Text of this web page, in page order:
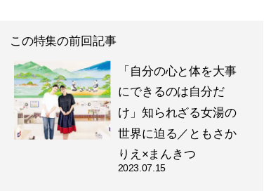
この特集の前回記事
「自分の心と体を大事
にできるのは自分だ
け」知られざる女湯の
世界に迫る／ともさか
りえ×まんきつ
2023.07.15